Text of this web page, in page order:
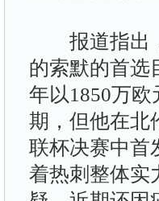
报道指出，
的索默的首选
年以1850万
期，但他在北
联杯决赛中首
着热刺整体实